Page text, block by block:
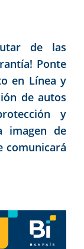
de las
Ponte
en Línea y
de autos
y
imagen de
comunicará